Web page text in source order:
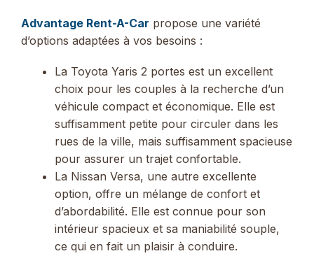
Advantage Rent-A-Car propose une variété
d’options adaptées à vos besoins :
La Toyota Yaris 2 portes est un excellent
choix pour les couples à la recherche d’un
véhicule compact et économique. Elle est
suffisamment petite pour circuler dans les
rues de la ville, mais suffisamment spacieuse
pour assurer un trajet confortable.
La Nissan Versa, une autre excellente
option, offre un mélange de confort et
d’abordabilité. Elle est connue pour son
intérieur spacieux et sa maniabilité souple,
ce qui en fait un plaisir à conduire.